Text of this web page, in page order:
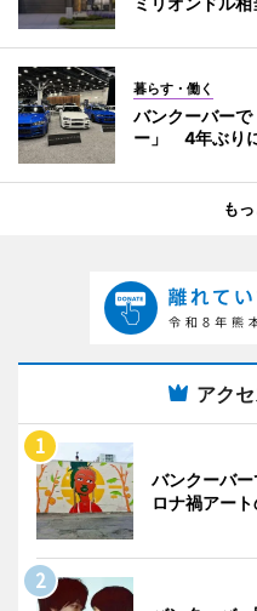
暮らす・働く
バンクーバー
ー」 4年ぶり
も
アク
バンクーバ
ロナ禍アー